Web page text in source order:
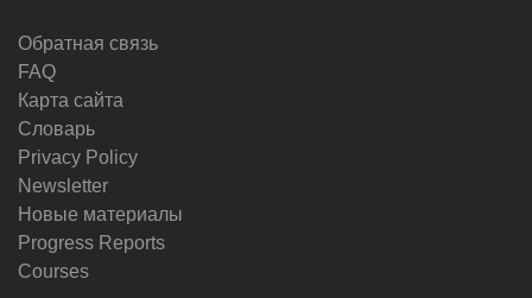
Обратная связь
FAQ
Карта сайта
Словарь
Privacy Policy
Newsletter
Новые материалы
Progress Reports
Courses